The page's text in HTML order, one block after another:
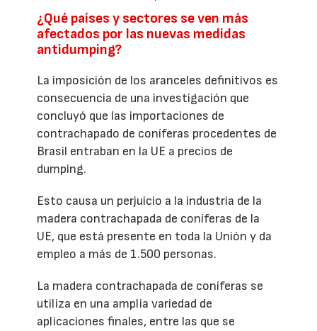
¿Qué países y sectores se ven más
afectados por las nuevas medidas
antidumping?
La imposición de los aranceles definitivos es
consecuencia de una investigación que
concluyó que las importaciones de
contrachapado de coníferas procedentes de
Brasil entraban en la UE a precios de
dumping.
Esto causa un perjuicio a la industria de la
madera contrachapada de coníferas de la
UE, que está presente en toda la Unión y da
empleo a más de 1.500 personas.
La madera contrachapada de coníferas se
utiliza en una amplia variedad de
aplicaciones finales, entre las que se